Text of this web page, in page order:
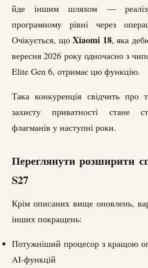
йде іншим шляхом —
програмному рівні через
Очікується, що Xiaomi 18, яка
вересня 2026 року одночасно з
Elite Gen 6, отримає цю функцію.
Така конкуренція свідчить
захисту приватності стане
флагманів у наступні роки.
Переглянути розширити
S27
Крім описаних вище оновлень,
інших покращень:
Потужніший процесор з кращою
AI-функцій